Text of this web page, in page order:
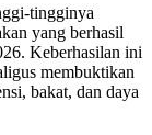
tingginya
yang berhasil
Keberhasilan ini
membuktikan
bakat, dan daya